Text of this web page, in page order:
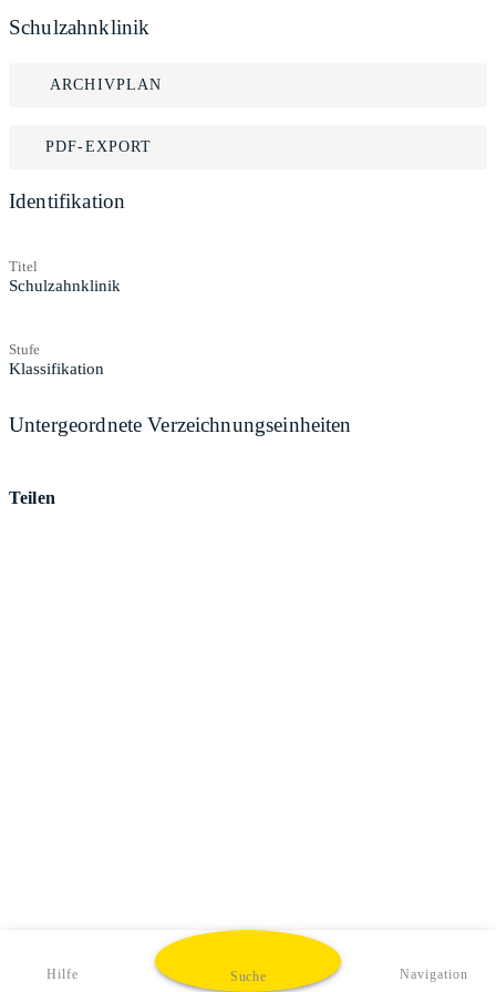
Schulzahnklinik
ARCHIVPLAN
PDF-EXPORT
Identifikation
Titel
Schulzahnklinik
Stufe
Klassifikation
Untergeordnete Verzeichnungseinheiten
Teilen
Hilfe Suche Navigation